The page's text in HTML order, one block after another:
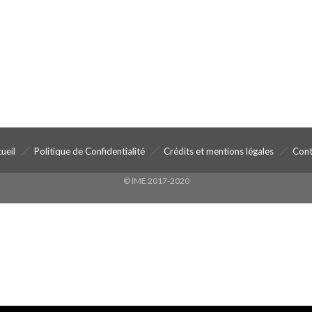
Politique de Confidentialité Crédits et mentions légales
© IME 2017-2020